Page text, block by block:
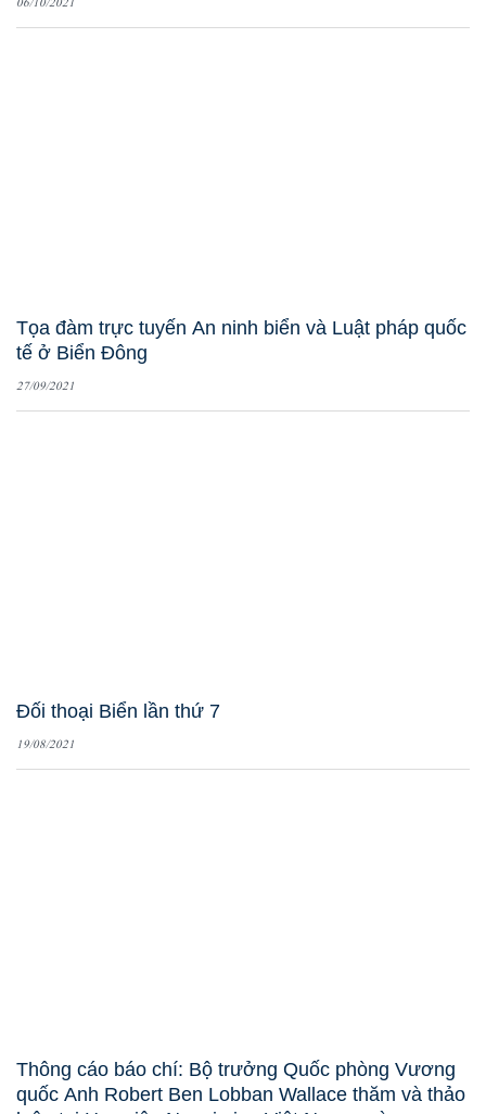
Tọa đàm trực tuyến An ninh biển và Luật pháp quốc
tế ở Biển Đông
27/09/2021
Đối thoại Biển lần thứ 7
19/08/2021
Thông cáo báo chí: Bộ trưởng Quốc phòng Vương
quốc Anh Robert Ben Lobban Wallace thăm và thảo